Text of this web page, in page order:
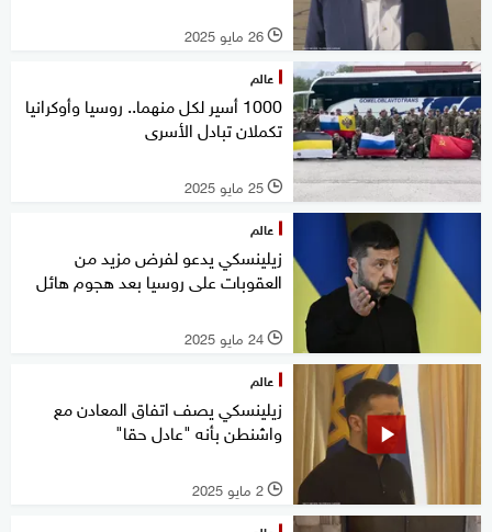
l 26 مايو 2025
عالم
1000 أسير لكل منهما.. روسيا وأوكرانيا
تكملان تبادل الأسرى
l 25 مايو 2025
عالم
زيلينسكي يدعو لفرض مزيد من
العقوبات على روسيا بعد هجوم هائل
l 24 مايو 2025
عالم
زيلينسكي يصف اتفاق المعادن مع
واشنطن بأنه "عادل حقا"
l 2 مايو 2025